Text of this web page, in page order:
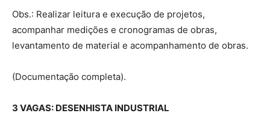
Obs.: Realizar leitura e execução de projetos,
acompanhar medições e cronogramas de obras,
levantamento de material e acompanhamento de obras.
(Documentação completa).
3 VAGAS: DESENHISTA INDUSTRIAL